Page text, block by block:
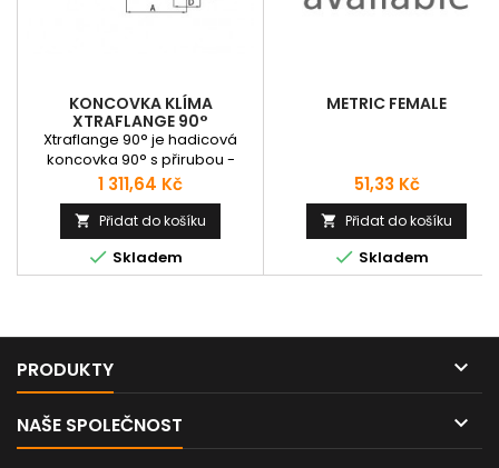
KONCOVKA KLÍMA
XTRAFLANGE 90°
Xtraflange 90° je hadicová
koncovka 90° s přirubou -
těžká řada (viz. technická
podpora). Vhodná pro hadice:
R15, DIAMONDSPIR.Katalogové
číslo: M68590Koncovku je
nutné doplnit vitonovým
těsnícím o-kroužkem,
"Těsnivo".
Cena
1 311,64 Kč
 Přidat do košíku
 Skladem
METRIC FEMALE
Cena
51,33 Kč
 Přidat do košíku
 Skladem
PRODUKTY 
NAŠE SPOLEČNOST 